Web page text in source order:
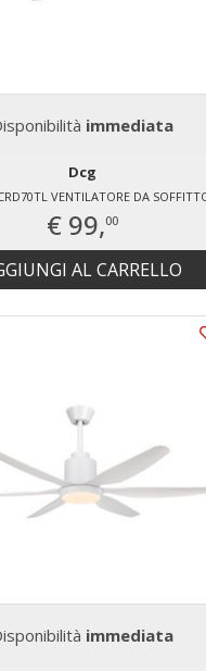
immediata
Dcg
VENTILATORE DA
€ 99,00
AL CARRELLO
immediata